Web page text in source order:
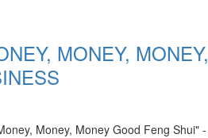
MONEY, MONEY,
Money, Money Good Feng Shui" -